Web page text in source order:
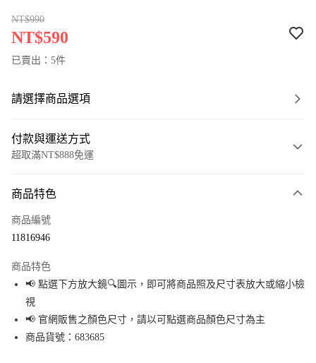
NT$990
NT$590
已賣出：5件
請選擇商品選項
付款與運送方式
超取滿NT$888免運
信用卡一次付款
Apple Pay
街口支付
悠遊付
商品特色
商品編號
11816946
商品特色
📢 點選下方放大鏡🔍圖示，即可將商品照及尺寸表放大或縮小檢
視
📢 官網販售之顏色尺寸，請以可點選商品顏色尺寸為主
商品貨號：683685